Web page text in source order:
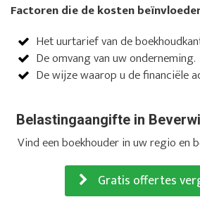
Factoren die de kosten
Het uurtarief van de
De omvang van uw onderneming.
De wijze waarop u de financiële
Belastingaangifte in
Vind een boekhouder in uw regio en
Gratis offertes